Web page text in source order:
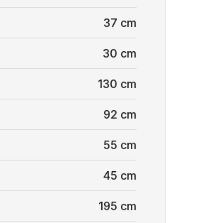
37 cm
30 cm
130 cm
92 cm
55 cm
45 cm
195 cm